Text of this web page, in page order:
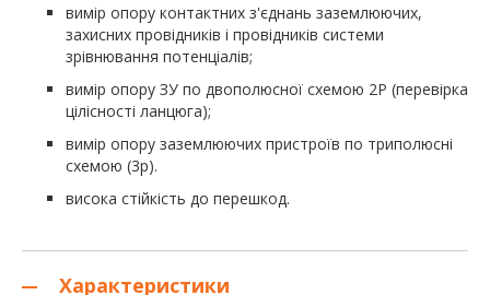
вимір опору контактних з'єднань заземлюючих,
захисних провідників і провідників системи
зрівнювання потенціалів;
вимір опору ЗУ по двополюсної схемою 2Р (перевірка
цілісності ланцюга);
вимір опору заземлюючих пристроїв по триполюсні
схемою (3p).
висока стійкість до перешкод.
Характеристики